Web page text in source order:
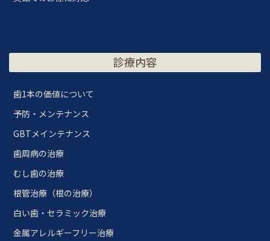
診療内容
歯1本の価値について
予防・メンテナンス
GBTメインテナンス
歯周病の治療
むし歯の治療
根管治療（根の治療）
白い歯・セラミック治療
金属アレルギーフリー治療